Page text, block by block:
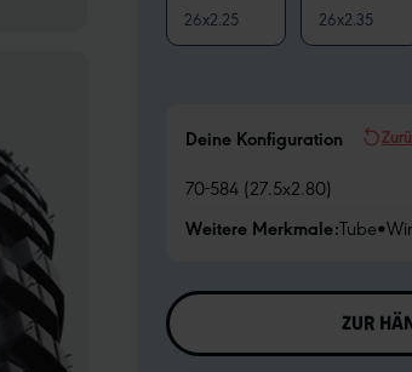
26x2.25 26x2.35
Deine Konfiguration
70-584 (27.5x2.80)
Weitere Merkmale:Tube•
ZUR